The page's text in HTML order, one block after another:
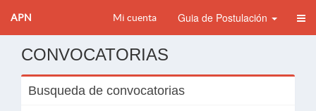
APN Mi cuenta Guia de Postulación
CONVOCATORIAS
Busqueda de convocatorias